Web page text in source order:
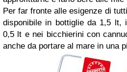
Per far fronte alle esigenze di
disponibile in bottiglie da 1,5 lt,
0,5 lt e nei bicchierini con
anche da portare al mare in una